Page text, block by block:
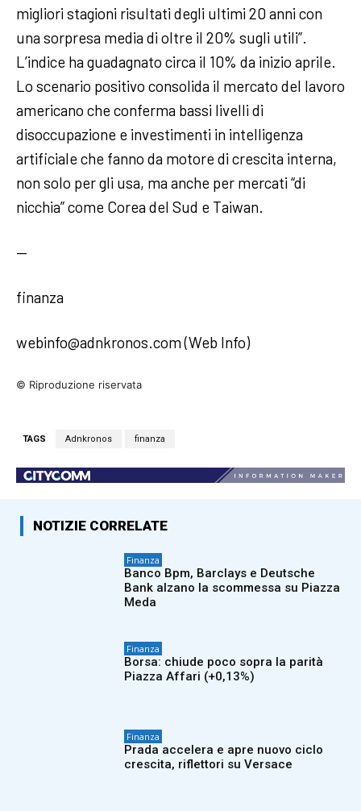
migliori stagioni risultati degli ultimi 20 anni con
una sorpresa media di oltre il 20% sugli utili”.
L’indice ha guadagnato circa il 10% da inizio aprile.
Lo scenario positivo consolida il mercato del lavoro
americano che conferma bassi livelli di
disoccupazione e investimenti in intelligenza
artificiale che fanno da motore di crescita interna,
non solo per gli usa, ma anche per mercati “di
nicchia” come Corea del Sud e Taiwan.
—
finanza
webinfo@adnkronos.com (Web Info)
© Riproduzione riservata
TAGS Adnkronos finanza
NOTIZIE CORRELATE
Finanza
Banco Bpm, Barclays e Deutsche
Bank alzano la scommessa su Piazza
Meda
Finanza
Borsa: chiude poco sopra la parità
Piazza Affari (+0,13%)
Finanza
Prada accelera e apre nuovo ciclo
crescita, riflettori su Versace